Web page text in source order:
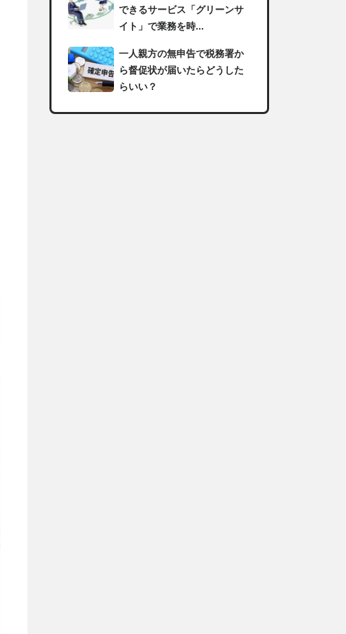
できるサービス「グリーンサ
イト」で業務を時...
一人親方の無申告で税務署か
ら督促状が届いたらどうした
らいい？
足場の組み立てに資格は必